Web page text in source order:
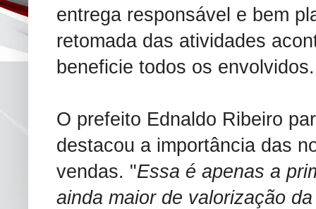
entrega responsável e bem
retomada das atividades
beneficie todos os envolvidos.
O prefeito Ednaldo Ribeiro
destacou a importância das
vendas. "Essa é apenas a
ainda maior de valorização